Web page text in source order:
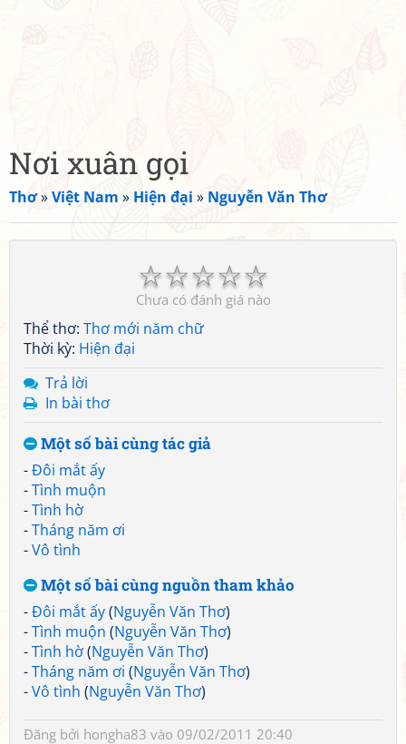
Nơi xuân gọi
Thơ»Việt Nam » Hiện đại » Nguyễn Văn Thơ
☆
☆
☆
☆
☆
Chưa có đánh giá nào
Thể thơ: Thơ mới năm chữ
Thời kỳ: Hiện đại
Trả lời
In bài thơ
Một số bài cùng tác giả
-Đôi mắt ấy
-Tình muộn
-Tình hờ
-Tháng năm ơi
-Vô tình
Một số bài cùng nguồn tham khảo
-Đôi mắt ấy(Nguyễn Văn Thơ)
-Tình muộn (Nguyễn Văn Thơ)
-Tình hờ(Nguyễn Văn Thơ)
-Tháng năm ơi (Nguyễn Văn Thơ)
-Vô tình (Nguyễn Văn Thơ)
Đăng bởi hongha83 vào 09/02/2011 20:40